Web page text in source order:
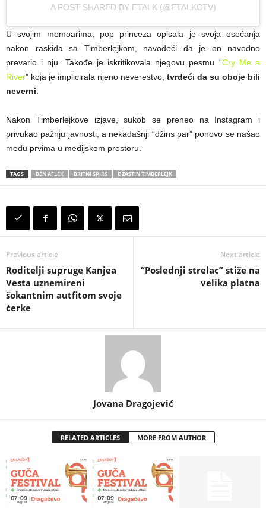
A POST SHARED BY ETALK (@ETALKCTV)
U svojim memoarima, pop princeza opisala je svoja osećanja
nakon raskida sa Timberlejkom, navodeći da je on navodno
prevario i nju. Takođe je iskritikovala njegovu pesmu “Cry Me a
River” koja je implicirala njeno neverestvo, tvrdeći da su oboje bili
neverni.
Nakon Timberlejkove izjave, sukob se preneo na Instagram i
privukao pažnju javnosti, a nekadašnji “džins par” ponovo se našao
među prvima u medijskom prostoru.
TAGS BEN AFLEK BRITNI SPIRS DŽASTIN TIMBERLEJK
Previous article
Roditelji supruge Kanjea
Vesta uznemireni
šokantnim autfitom svoje
ćerke
Next article
“Poslednji strelac” stiže na
velika platna
Jovana Dragojević
RELATED ARTICLES MORE FROM AUTHOR